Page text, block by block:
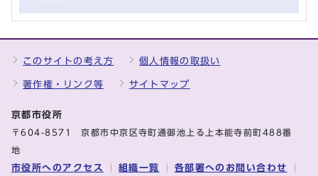
このサイトの考え方 個人情報の取扱い
著作権・リンク等 サイトマップ
京都市役所
〒604-8571 京都市中京区寺町通御池上る上本能寺前町488番
地
市役所へのアクセス 組織一覧 各部署へのお問い合わせ